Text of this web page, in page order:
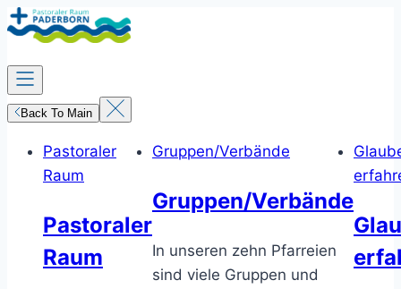
Zum
Inhalt
springen
Back To Main
Pastoraler
Raum
Pastoraler
Raum
Gruppen/Verbände
Gruppen/Verbände
In unseren zehn Pfarreien
sind viele Gruppen und